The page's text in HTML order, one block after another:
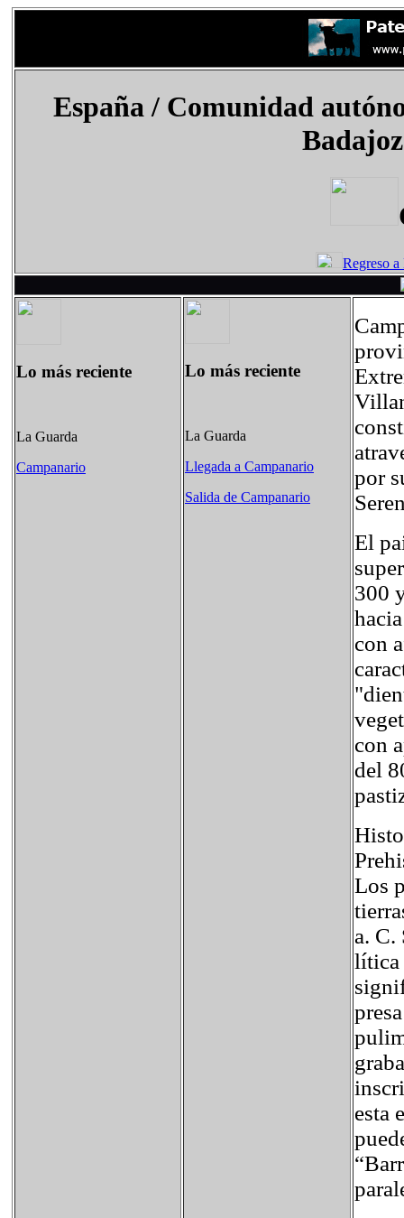
España/ Comunidad
Regreso
Lo más reciente
La Guarda
Campanario
Lo más reciente
La Guarda
Llegada a Campanario
Salida de Campanario
por
El
300
con
con
del
Los
a. C.
lítica
esta